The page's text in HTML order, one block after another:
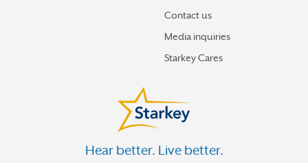
Contact us
Media inquiries
Starkey Cares
Hear better. Live better.